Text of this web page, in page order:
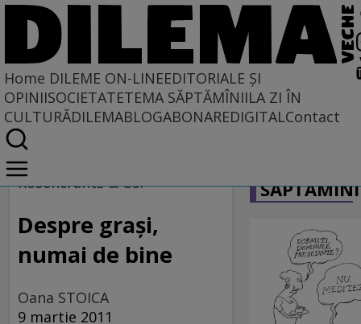
Home DILEME ON-LINEEDITORIALE ȘI
OPINIISOCIETATETEMA SĂPTĂMÎNIILA ZI ÎN
CULTURĂDILEMABLOGABONAREDIGITALContact
Home
Dileme on-line
Rosencrantz & Co.
Despre graşi,
numai de bine
Oana STOICA
9 martie 2011